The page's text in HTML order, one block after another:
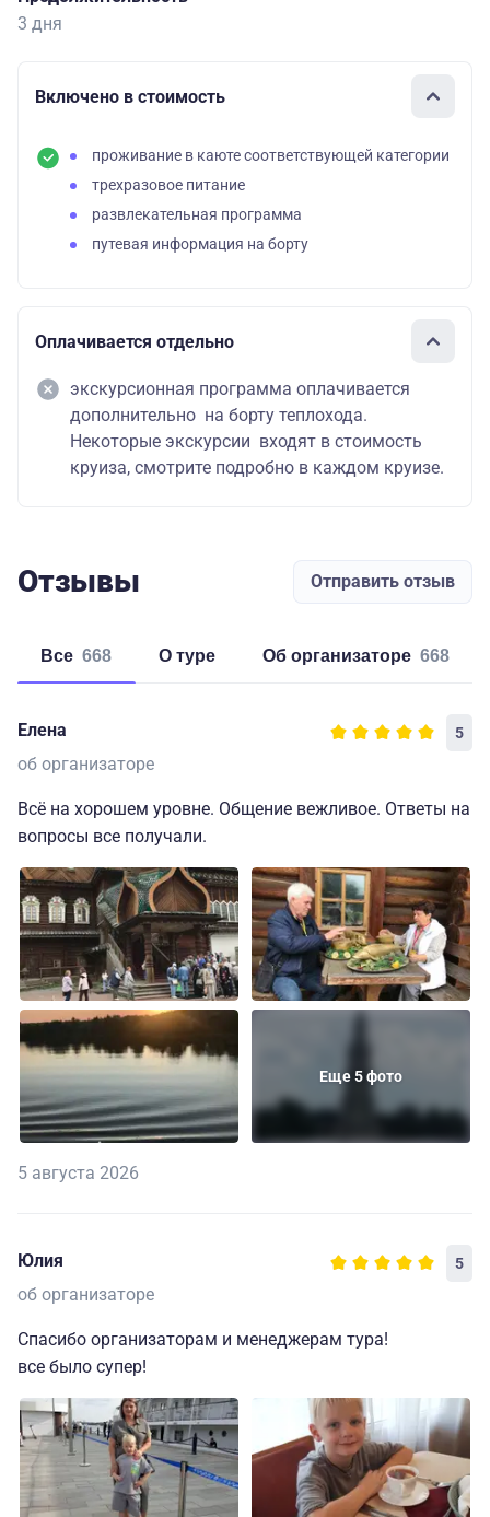
3 дня
Включено в стоимость
проживание в каюте соответствующей категории
трехразовое питание
развлекательная программа
путевая информация на борту
Оплачивается отдельно
экскурсионная программа оплачивается
дополнительно на борту теплохода.
Некоторые экскурсии входят в стоимость
круиза, смотрите подробно в каждом круизе.
Отзывы Отправить отзыв
Все 668 о туре об организаторе 668
Елена 5
об организаторе
Всё на хорошем уровне. Общение вежливое. Ответы на
вопросы все получали.
Еще 5 фото
5 августа 2026
Юлия 5
об организаторе
Спасибо организаторам и менеджерам тура!
все было супер!